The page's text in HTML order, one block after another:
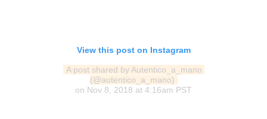
View this post on Instagram
A post shared by Autentico_a_mano
(@autentico_a_mano)
on Nov 8, 2018 at 4:16am PST